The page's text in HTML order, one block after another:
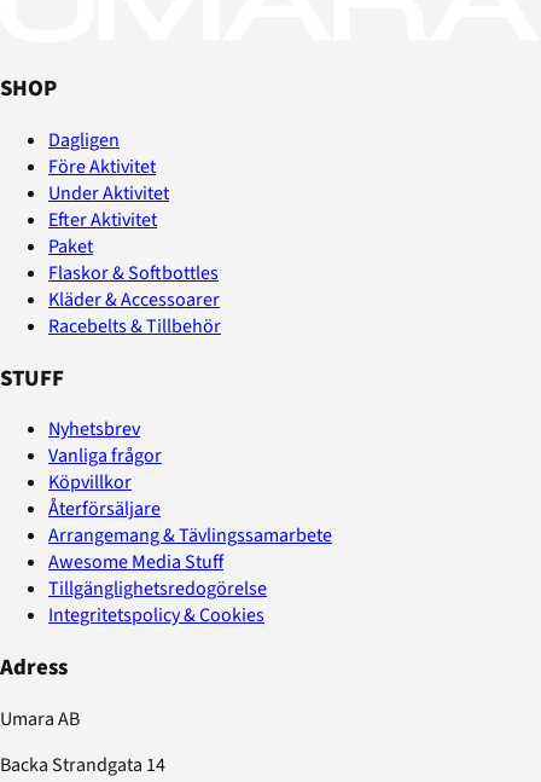
SHOP
Dagligen
Före Aktivitet
Under Aktivitet
Efter Aktivitet
Paket
Flaskor & Softbottles
Kläder & Accessoarer
Racebelts & Tillbehör
STUFF
Nyhetsbrev
Vanliga frågor
Köpvillkor
Återförsäljare
Arrangemang & Tävlingssamarbete
Awesome Media Stuff
Tillgänglighetsredogörelse
Integritetspolicy & Cookies
Adress
Umara AB
Backa Strandgata 14